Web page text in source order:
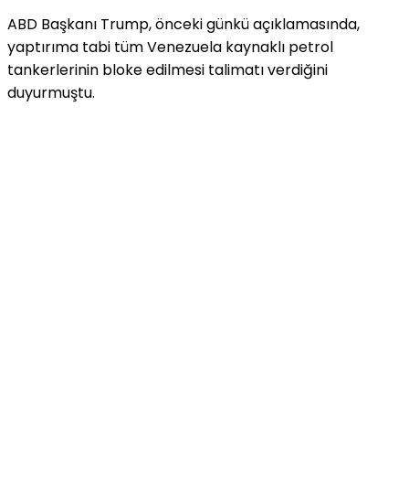
ABD Başkanı Trump, önceki günkü açıklamasında,
yaptırıma tabi tüm Venezuela kaynaklı petrol
tankerlerinin bloke edilmesi talimatı verdiğini
duyurmuştu.